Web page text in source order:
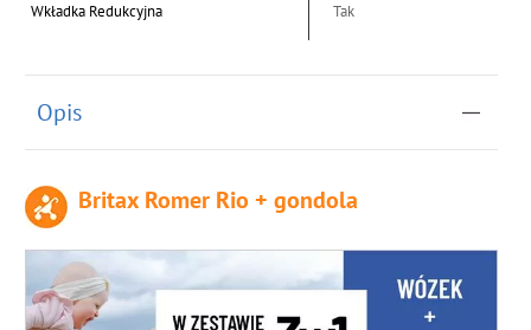
Wkładka Redukcyjna
Tak
Opis
Britax Romer Rio + gondola